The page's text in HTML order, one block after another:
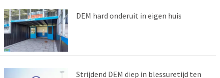
DEM hard onderuit in eigen huis
Strijdend DEM diep in blessuretijd ten